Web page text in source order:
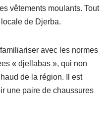
vêtements moulants. Tout
de Djerba.
avec les normes
« djellabas », qui non
de la région. Il est
une paire de chaussures